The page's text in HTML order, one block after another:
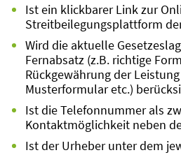
Ist ein klickbarer Link zur
Streitbeilegungsplattform
Wird die aktuelle
Fernabsatz (z.B. richtige
Rückgewährung der
Musterformular etc.)
Ist die Telefonnummer als
Kontaktmöglichkeit neben
Ist der Urheber unter dem